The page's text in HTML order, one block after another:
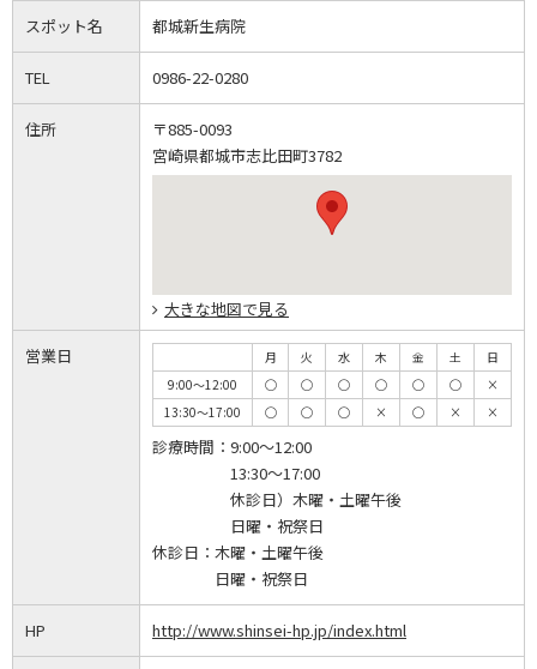
スポット名 都城新生病院
TEL 0986-22-0280
住所
〒885-0093
宮崎県都城市志比田町3782
大きな地図で見る
営業日 月 火 水 木 金 土
日
9:00～12:00
◯ ◯ ◯ ◯ ◯ ◯
×
13:30～17:00
◯ ◯ ◯ × ◯ × ×
診療時間： 9:00～12:00
13:30～17:00
休診日）木曜・土曜午後
日曜・祝祭日
休診日： 木曜・土曜午後
日曜・祝祭日
HP http://www.shinsei-hp.jp/index.html